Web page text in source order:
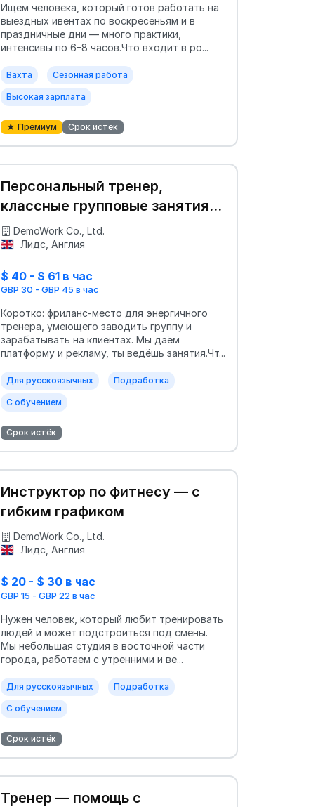
Ищем человека, который готов работать на
выездных ивентах по воскресеньям и в
праздничные дни — много практики,
интенсивы по 6–8 часов.Что входит в ро...
Вахта Сезонная работа
Высокая зарплата
★ Премиум Срок истёк
Персональный тренер,
классные групповые занятия
💪DemoWork Co., Ltd.
Лидс, Англия
$ 40 - $ 61 в час
GBP 30 - GBP 45 в час
Коротко: фриланс-место для энергичного
тренера, умеющего заводить группу и
зарабатывать на клиентах. Мы даём
платформу и рекламу, ты ведёшь занятия.Чт...
Для русскоязычных Подработка
С обучением
Срок истёк
Инструктор по фитнесу — с
гибким графиком
DemoWork Co., Ltd.
Лидс, Англия
$ 20 - $ 30 в час
GBP 15 - GBP 22 в час
Нужен человек, который любит тренировать
людей и может подстроиться под смены.
Мы небольшая студия в восточной части
города, работаем с утренними и ве...
Для русскоязычных Подработка
С обучением
Срок истёк
Тренер — помощь с